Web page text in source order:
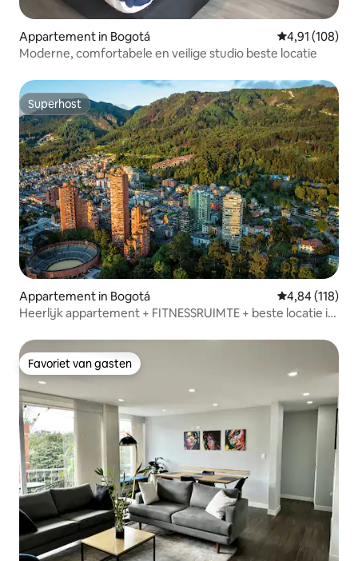
Appartement in Bogotá Gemiddelde
4,91 (108)
Moderne, comfortabele en veilige studio beste locatie
Superhost
Superhost
Appartement in Bogotá Gemiddelde
4,84 (118)
Heerlijk appartement + FITNESSRUIMTE + beste locatie in
Favoriet van gasten
Favoriet van gasten